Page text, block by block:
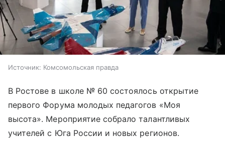
Источник: Комсомольская правда
В Ростове в школе № 60 состоялось открытие
первого Форума молодых педагогов «Моя
высота». Мероприятие собрало талантливых
учителей с Юга России и новых регионов.